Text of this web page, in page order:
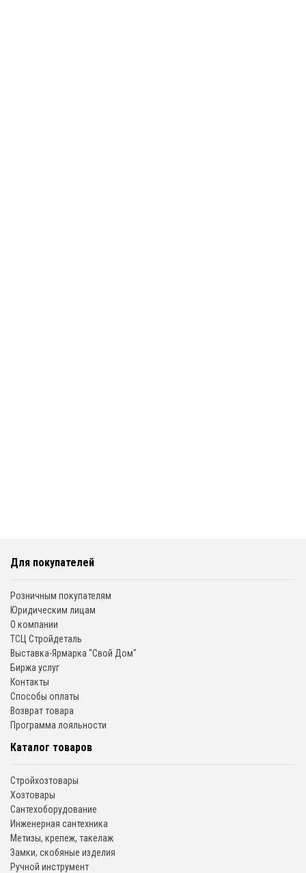
Для покупателей
Розничным покупателям
Юридическим лицам
О компании
ТСЦ Стройдеталь
Выставка-Ярмарка "Свой Дом"
Биржа услуг
Контакты
Способы оплаты
Возврат товара
Программа лояльности
Каталог товаров
Стройхозтовары
Хозтовары
Сантехоборудование
Инженерная сантехника
Метизы, крепеж, такелаж
Замки, скобяные изделия
Ручной инструмент